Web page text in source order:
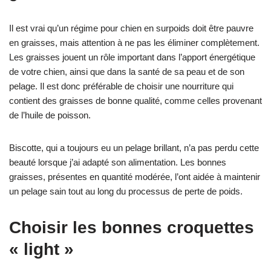
Il est vrai qu’un régime pour chien en surpoids doit être pauvre
en graisses, mais attention à ne pas les éliminer complètement.
Les graisses jouent un rôle important dans l’apport énergétique
de votre chien, ainsi que dans la santé de sa peau et de son
pelage. Il est donc préférable de choisir une nourriture qui
contient des graisses de bonne qualité, comme celles provenant
de l’huile de poisson.
Biscotte, qui a toujours eu un pelage brillant, n’a pas perdu cette
beauté lorsque j’ai adapté son alimentation. Les bonnes
graisses, présentes en quantité modérée, l’ont aidée à maintenir
un pelage sain tout au long du processus de perte de poids.
Choisir les bonnes croquettes
« light »